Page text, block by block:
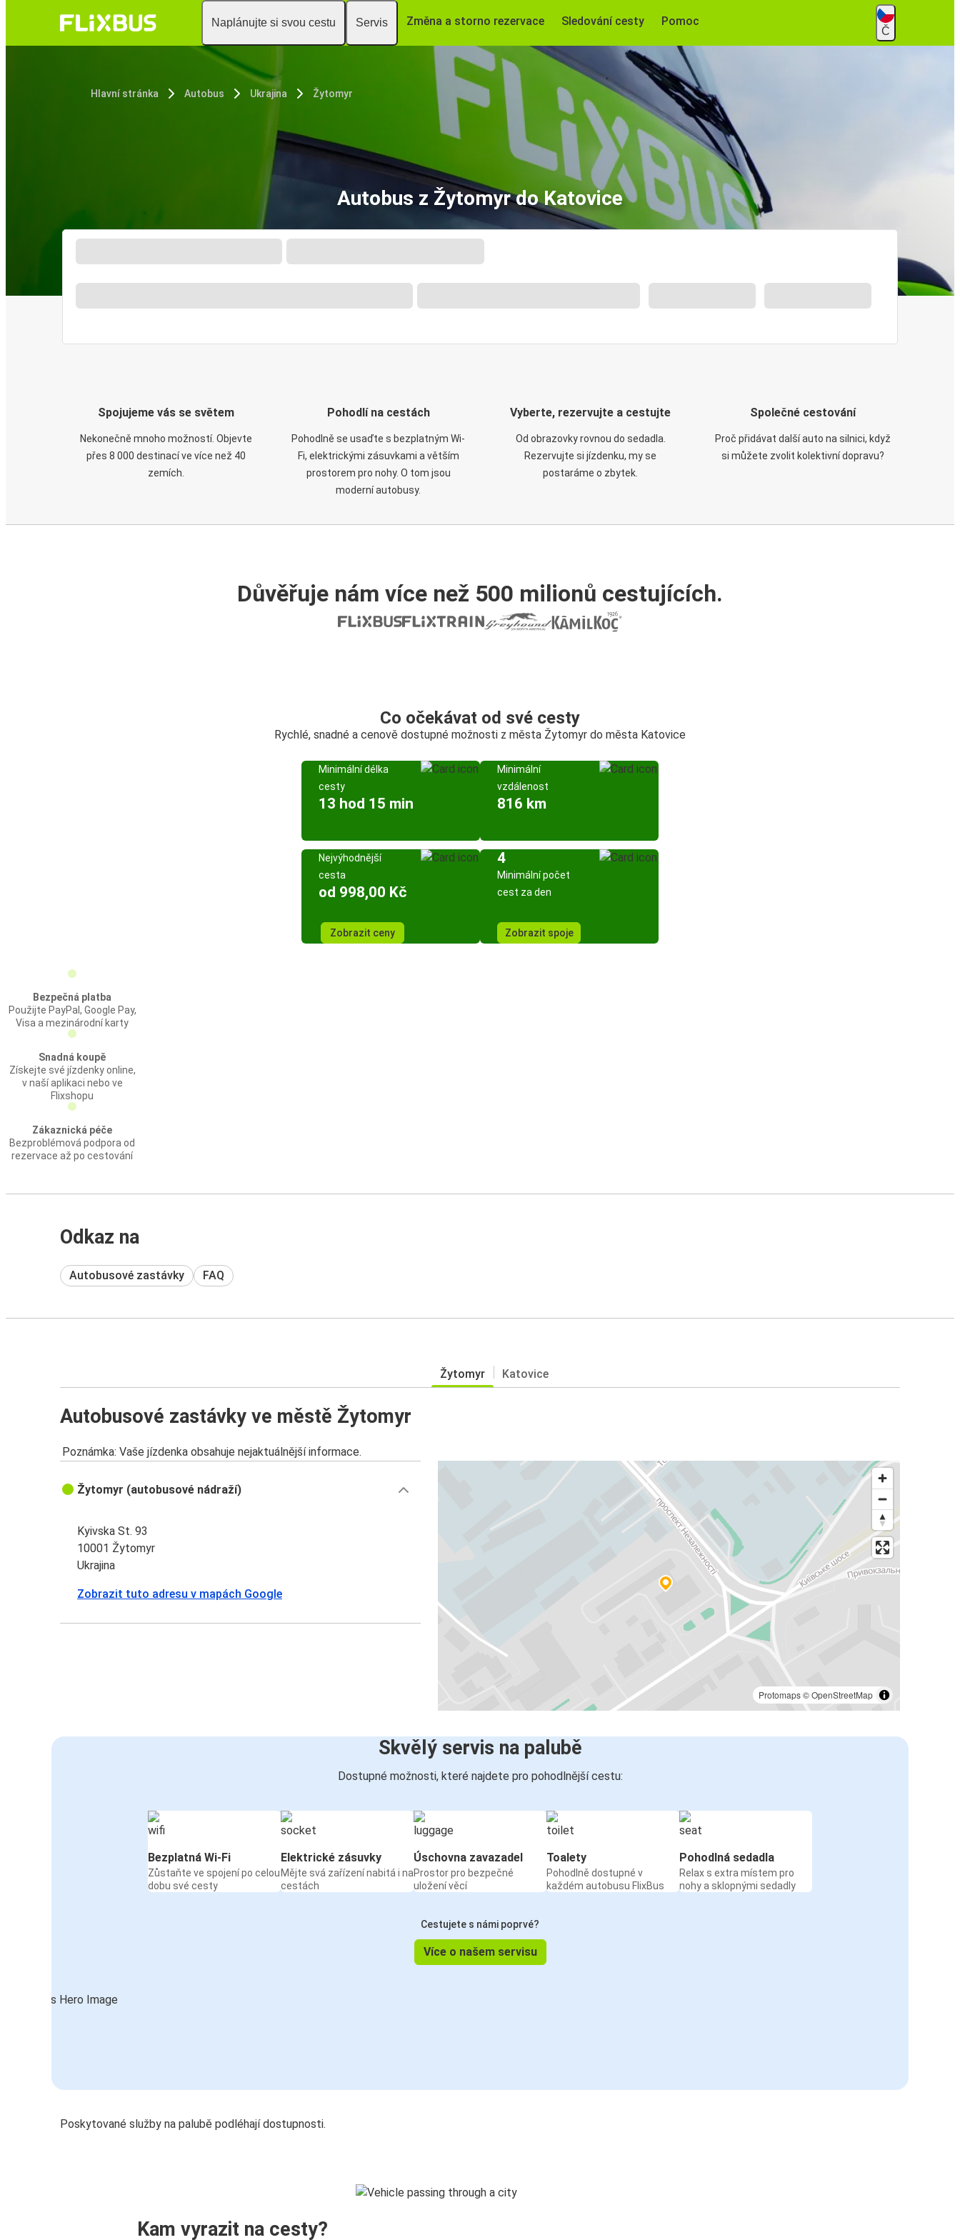
Naplánujte si svou cestu Servis Změna a storno rezervace Sledování cesty Pomoc
Č
Hlavní stránka Autobus Ukrajina Žytomyr
Autobus z Žytomyr do Katovice
Spojujeme vás se světem
Nekonečně mnoho možností. Objevte
přes 8 000 destinací ve více než 40
zemích.
Pohodlí na cestách
Pohodlně se usaďte s bezplatným Wi-
Fi, elektrickými zásuvkami a větším
prostorem pro nohy. O tom jsou
moderní autobusy.
Vyberte, rezervujte a cestujte
Od obrazovky rovnou do sedadla.
Rezervujte si jízdenku, my se
postaráme o zbytek.
Společné cestování
Proč přidávat další auto na silnici, když
si můžete zvolit kolektivní dopravu?
Důvěřuje nám více než 500 milionů cestujících.
Co očekávat od své cesty
Rychlé, snadné a cenově dostupné možnosti z města Žytomyr do města Katovice
Minimální délka
cesty
13 hod 15 min
Minimální
vzdálenost
816 km
Nejvýhodnější
cesta
od 998,00 Kč
Zobrazit ceny
4
Minimální počet
cest za den
Zobrazit spoje
Bezpečná platba
Použijte PayPal, Google Pay,
Visa a mezinárodní karty
Snadná koupě
Získejte své jízdenky online,
v naší aplikaci nebo ve
Flixshopu
Zákaznická péče
Bezproblémová podpora od
rezervace až po cestování
Odkaz na
Autobusové zastávky FAQ
Žytomyr Katovice
Autobusové zastávky ve městě Žytomyr
Poznámka: Vaše jízdenka obsahuje nejaktuálnější informace.
Protomaps©OpenStreetMap
Žytomyr (autobusové nádraží)
Kyivska St. 93
10001 Žytomyr
Ukrajina
Zobrazit tuto adresu v mapách Google
Skvělý servis na palubě
Dostupné možnosti, které najdete pro pohodlnější cestu:
Bezplatná Wi-Fi
Zůstaňte ve spojení po celou
dobu své cesty
Elektrické zásuvky
Mějte svá zařízení nabitá i na
cestách
Úschovna zavazadel
Prostor pro bezpečné
uložení věcí
Toalety
Pohodlně dostupné v
každém autobusu FlixBus
Pohodlná sedadla
Relax s extra místem pro
nohy a sklopnými sedadly
Cestujete s námi poprvé?
Více o našem servisu
Poskytované služby na palubě podléhají dostupnosti.
Kam vyrazit na cesty?